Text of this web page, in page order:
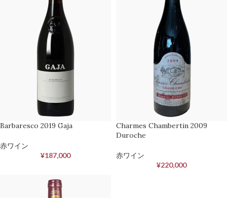
Barbaresco 2019 Gaja
赤ワイン
¥187,000
Charmes Chambertin 2009
Duroche
赤ワイン
¥220,000